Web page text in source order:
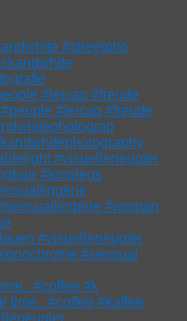
#streetpho
#leicaq #freude
. #coffee #k